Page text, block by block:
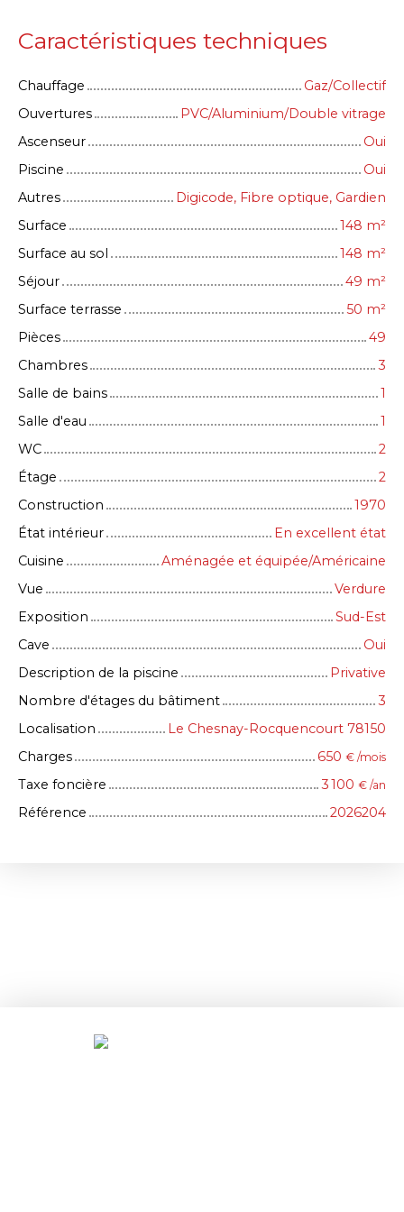
Caractéristiques techniques
Chauffage
Gaz/Collectif
Ouvertures
PVC/Aluminium/Double vitrage
Ascenseur
Oui
Piscine
Oui
Autres
Digicode, Fibre optique, Gardien
Surface
148 m²
Surface au sol
148 m²
Séjour
49 m²
Surface terrasse
50 m²
Pièces
49
Chambres
3
Salle de bains
1
Salle d'eau
1
WC
2
Étage
2
Construction
1970
État intérieur
En excellent état
Cuisine
Aménagée et équipée/Américaine
Vue
Verdure
Exposition
Sud-Est
Cave
Oui
Description de la piscine
Privative
Nombre d'étages du bâtiment
3
Localisation
Le Chesnay-Rocquencourt 78150
Charges
650 € /mois
Taxe foncière 3 100 € /an
Référence 2026204